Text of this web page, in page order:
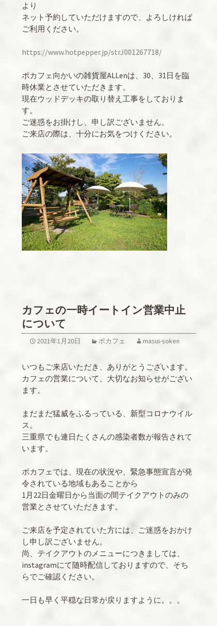
より
ネット予約していただけますので、よろしければ
ご利用ください。
https://www.hotpepper.jp/strJ001267718/
ポカフェ向かいの雑貨屋ALLenは、30、31日を臨
時休業とさせていただきます。
現在ウッドデッキの取り替え工事をしておりま
す。
ご迷惑をお掛けし、申し訳ございません。
ご来店の際は、十分にお気をつけください。
カフェの一時イートイン営業中止
について
2021年1月20日 ポカフェ masui-soken
いつもご来店いただき、ありがとうございます。
カフェの営業について、大切なお知らせがござい
ます。
まだまだ猛威をふるっている、新型コロナウイル
ス。
三重県でも連日たくさんの感染者数が報告されて
います。
ポカフェでは、現在の状況や、緊急事態宣言が発
令されている地域もあることから
1月22日金曜日から当面の間テイクアウトのみの
営業とさせていただきます。
ご来店を予定されていた方には、ご迷惑をおかけ
し申し訳ございません。
尚、テイクアウトのメニューにつきましては、
instagramにて随時配信しておりますので、そち
らでご確認ください。
一日も早く平穏な日常が戻りますように。。。